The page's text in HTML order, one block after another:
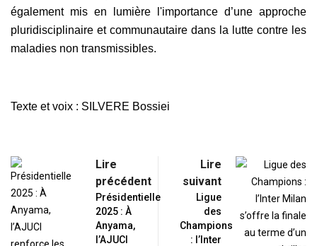
également mis en lumière l'importance d’une approche
pluridisciplinaire et communautaire dans la lutte contre les
maladies non transmissibles.
Texte et voix : SILVERE Bossiei
Lire
précédent
Présidentielle
2025 : À
Anyama,
l’AJUCI
Lire
suivant
Ligue
des
Champions
: l’Inter